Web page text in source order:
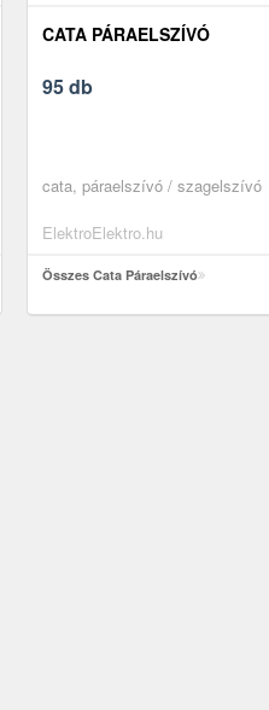
CATA PÁRAELSZÍVÓ
95 db
cata, páraelszívó / szagelszívó
ElektroElektro.hu
Összes Cata Páraelszívó